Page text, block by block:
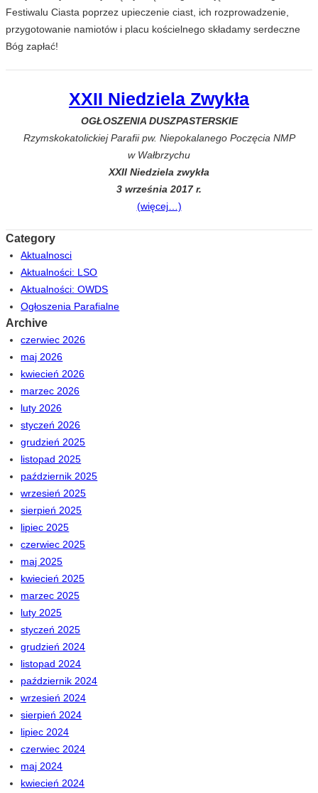
Festiwalu Ciasta poprzez upieczenie ciast, ich rozprowadzenie,
przygotowanie namiotów i placu kościelnego składamy serdeczne
Bóg zapłać!
XXII Niedziela Zwykła
OGŁOSZENIA DUSZPASTERSKIE
Rzymskokatolickiej Parafii pw. Niepokalanego Poczęcia NMP
w Wałbrzychu
XXII Niedziela zwykła
3 września 2017 r.
(więcej…)
Category
Aktualnosci
Aktualności: LSO
Aktualności: OWDS
Ogłoszenia Parafialne
Archive
czerwiec 2026
maj 2026
kwiecień 2026
marzec 2026
luty 2026
styczeń 2026
grudzień 2025
listopad 2025
październik 2025
wrzesień 2025
sierpień 2025
lipiec 2025
czerwiec 2025
maj 2025
kwiecień 2025
marzec 2025
luty 2025
styczeń 2025
grudzień 2024
listopad 2024
październik 2024
wrzesień 2024
sierpień 2024
lipiec 2024
czerwiec 2024
maj 2024
kwiecień 2024